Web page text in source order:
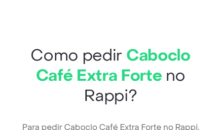
Como pedir Caboclo
Café Extra Forte no
Rappi?
Para pedir Caboclo Café Extra Forte no Rappi,